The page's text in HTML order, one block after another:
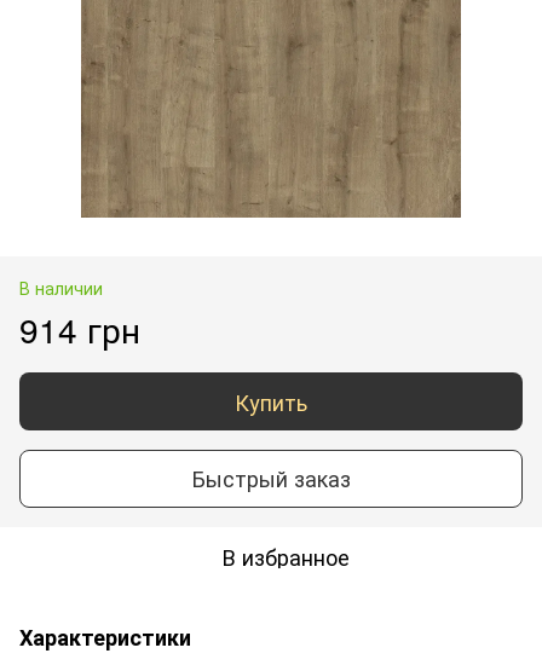
В наличии
914 грн
Купить
Быстрый заказ
В избранное
Характеристики